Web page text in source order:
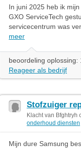
In juni 2025 heb ik
GXO ServiceTech
servicecentrum was
meer
beoordeling oplossing:
Reageer als bedrijf
Stofzuiger
Klacht van Bfghtryh
onderhoud diensten
Mijn dure Samsung